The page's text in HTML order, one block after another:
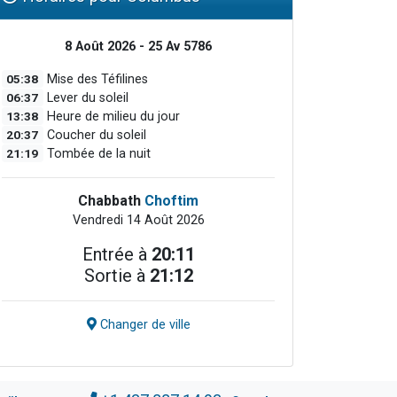
8 Août 2026 - 25 Av 5786
05:38 Mise des Téfilines
06:37 Lever du soleil
13:38 Heure de milieu du jour
20:37 Coucher du soleil
21:19 Tombée de la nuit
Chabbath Choftim
Vendredi 14 Août 2026
Entrée à 20:11
Sortie à 21:12
Changer de ville